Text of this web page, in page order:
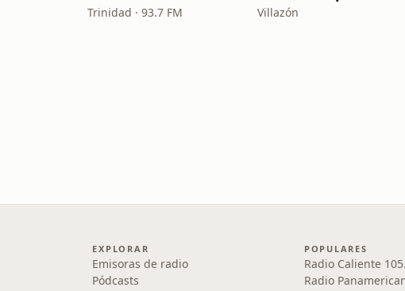
Trinidad · 93.7 FM Villazón
EXPLORAR
Emisoras de radio
Pódcasts
POPULARES
Radio Caliente
Radio